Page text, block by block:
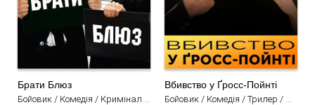
Брати Блюз Вбивство у Ґросс-Пойнті